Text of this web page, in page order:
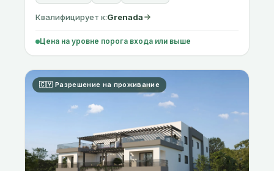
Цена на уровне порога входа или выше